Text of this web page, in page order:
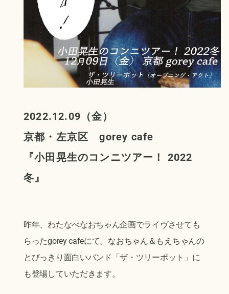
2022.12.09（金）
京都・左京区gorey cafe
『小田晃生のコンニツアー！ 2022
冬』
昨年、わたなべなおちゃん企画でライヴさせても
らったgorey cafeにて。なおちゃん＆もえちゃんの
とびっきり面白いバンド「ザ・ツリーポット」に
も登場していただきます。